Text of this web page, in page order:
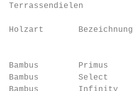
Terrassendielen
Holzart
Bambus
Bambus        Select